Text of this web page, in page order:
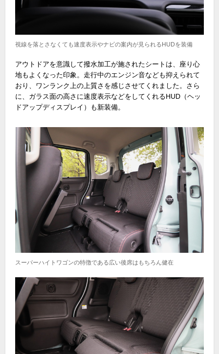
視線を落とさなくても速度表示やナビの案内が見られるHUDを装備
アウトドアを意識して撥水加工が施されたシートは、座り心
地もよくなった印象。走行中のエンジン音なども抑えられて
おり、ワンランク上の上質さを感じさせてくれました。さら
に、ガラス面の高さに速度表示などをしてくれるHUD （ヘッ
ドアップディスプレイ）も新装備。
スーパーハイトワゴンの特徴である広い後席はもちろん健在